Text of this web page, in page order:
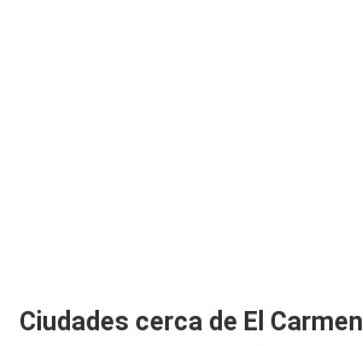
Ciudades cerca de El Carmen